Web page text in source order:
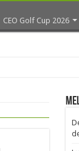
CEO Golf Cup 2026